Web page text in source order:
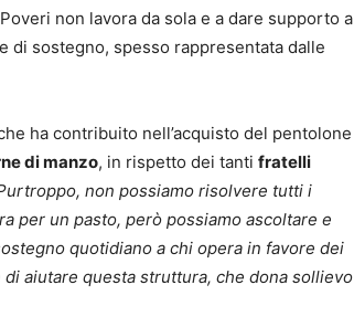
non lavora da sola e a dare supporto a
di sostegno, spesso rappresentata dalle
ha contribuito nell’acquisto del pentolone
di manzo, in rispetto dei tanti fratelli
non possiamo risolvere tutti i
per un pasto, però possiamo ascoltare e
quotidiano a chi opera in favore dei
aiutare questa struttura, che dona sollievo